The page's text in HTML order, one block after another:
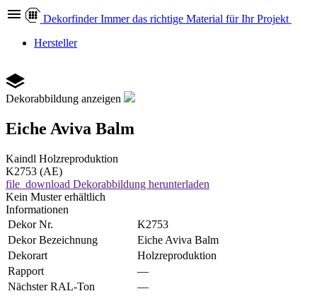
Dekorfinder Immer das richtige Material für Ihr Projekt
Hersteller
Dekorabbildung anzeigen
Eiche Aviva Balm
Kaindl Holzreproduktion
K2753 (AE)
file_download Dekorabbildung herunterladen
Kein Muster erhältlich
Informationen
Dekor Nr.
K2753
Dekor Bezeichnung
Eiche Aviva Balm
Dekorart
Holzreproduktion
Rapport
—
Nächster RAL-Ton
—